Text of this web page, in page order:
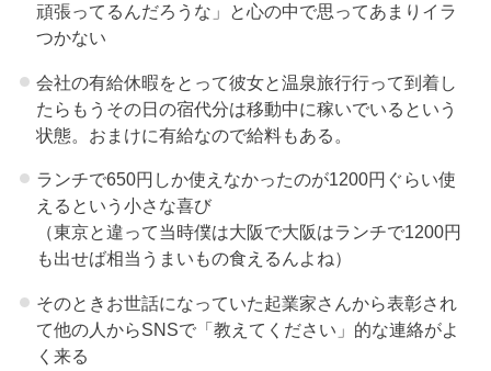
頑張ってるんだろうな」と心の中で思ってあまりイラ
つかない
会社の有給休暇をとって彼女と温泉旅行行って到着し
たらもうその日の宿代分は移動中に稼いでいるという
状態。おまけに有給なので給料もある。
ランチで650円しか使えなかったのが1200円ぐらい使
えるという小さな喜び
（東京と違って当時僕は大阪で大阪はランチで1200円
も出せば相当うまいもの食えるんよね）
そのときお世話になっていた起業家さんから表彰され
て他の人からSNSで「教えてください」的な連絡がよ
く来る